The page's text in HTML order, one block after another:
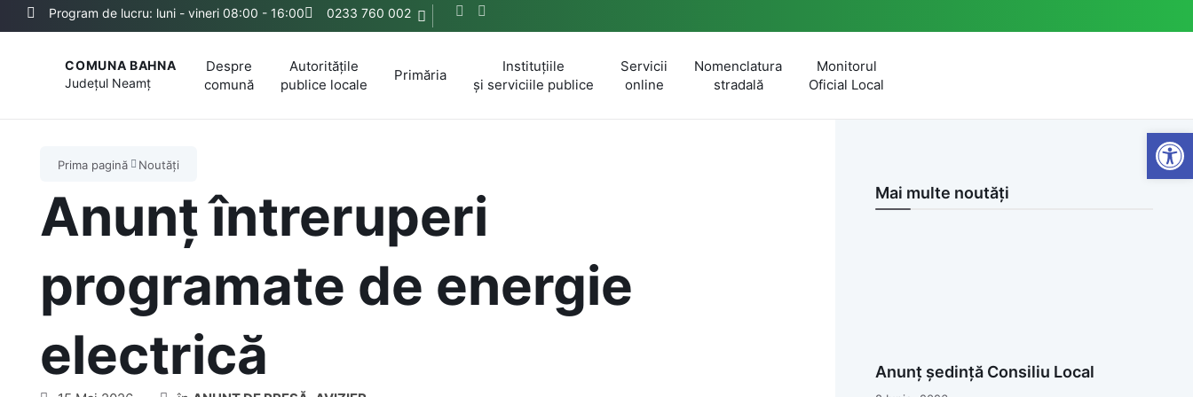
Program de lucru: luni - vineri 08:00 - 16:00 0233 760 002
COMUNA BAHNA
Județul Neamț
Despre
comună
Autoritățile
publice locale
Primăria
Instituțiile
și serviciile publice
Servicii
online
Nomenclatura
stradală
Monitorul
Oficial Local
Prima pagină Noutăți
Anunț întreruperi
programate de energie
electrică
Mai multe noutăți
Anunț ședință Consiliu Local